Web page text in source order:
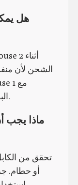
هل
الشحن لأن
البطاريات القابلة للتبديل في أي وقت.
ماذا يجب
تحقق من
أو حطام.